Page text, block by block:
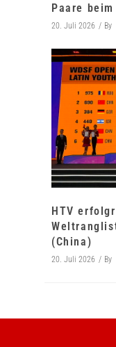
Paare
20. Juli 2026 By
HTV
(China)
20. Juli 2026 By